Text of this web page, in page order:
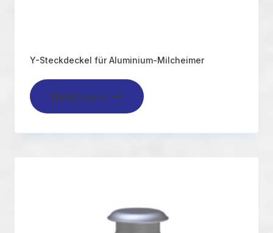
Y-Steckdeckel für Aluminium-Milcheimer
Read more